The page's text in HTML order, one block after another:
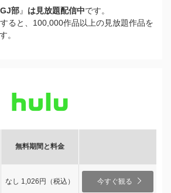
GJ部』 は見放題配信中です。
ると、100,000作品以上の見放題作品を
。
無料期間と料金
なし 1,026円（税込） 今すぐ観る